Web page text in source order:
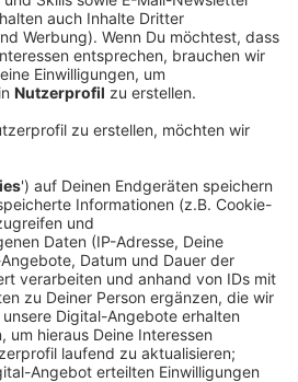
und dem Kreuz endlich
startet die Autobahn GmbH in
neuen Versuch.
Markierungsarbeiten immer
gefallen.
liegt zwischen kommendem
Freitag (1.12.), jeweils zwischen
nur einen
ist ein größeres Zeitfenster
man angesichts des Wetters